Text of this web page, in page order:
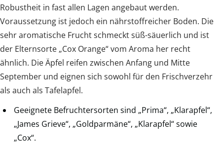
Robustheit in fast allen Lagen angebaut werden.
Voraussetzung ist jedoch ein nährstoffreicher Boden. Die
sehr aromatische Frucht schmeckt süß-säuerlich und ist
der Elternsorte „Cox Orange“ vom Aroma her recht
ähnlich. Die Äpfel reifen zwischen Anfang und Mitte
September und eignen sich sowohl für den Frischverzehr
als auch als Tafelapfel.
Geeignete Befruchtersorten sind „Prima“, „Klarapfel“,
„James Grieve“, „Goldparmäne“, „Klarapfel“ sowie
„Cox“.